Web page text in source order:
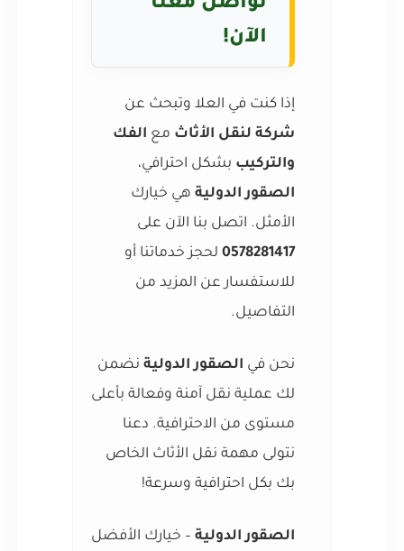
تواصل معنا
الآن!
إذا كنت في العلا وتبحث عن
شركة لنقل الأثاث مع الفك
والتركيب بشكل احترافي،
الصقور الدولية هي خيارك
الأمثل. اتصل بنا الآن على
0578281417 لحجز خدماتنا أو
للاستفسار عن المزيد من
التفاصيل.
نحن في الصقور الدولية نضمن
لك عملية نقل آمنة وفعالة بأعلى
مستوى من الاحترافية. دعنا
نتولى مهمة نقل الأثاث الخاص
بك بكل احترافية وسرعة!
الصقور الدولية – خيارك الأفضل